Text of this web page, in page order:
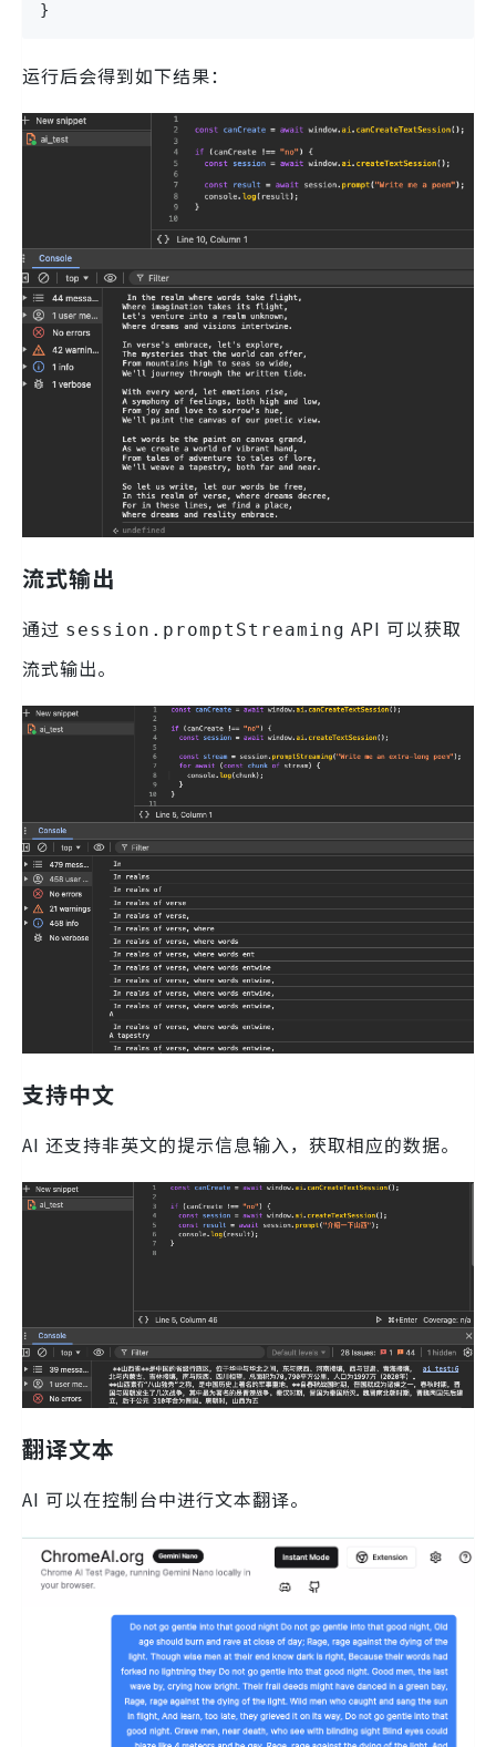
}
运行后会得到如下结果：
流式输出
通过 session.promptStreaming API 可以获取
流式输出。
支持中文
AI 还支持非英文的提示信息输入，获取相应的数据。
翻译文本
AI 可以在控制台中进行文本翻译。